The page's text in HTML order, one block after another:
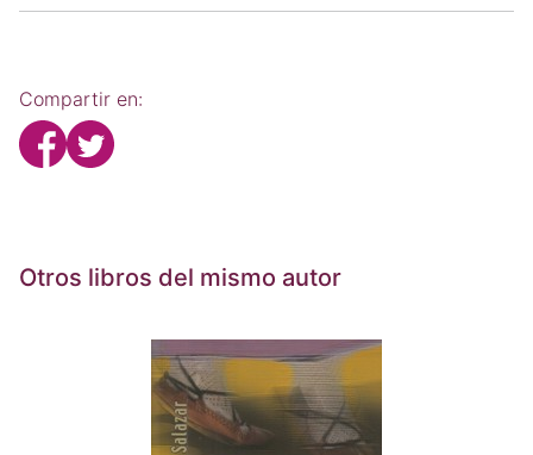
Compartir en:
Otros libros del mismo autor